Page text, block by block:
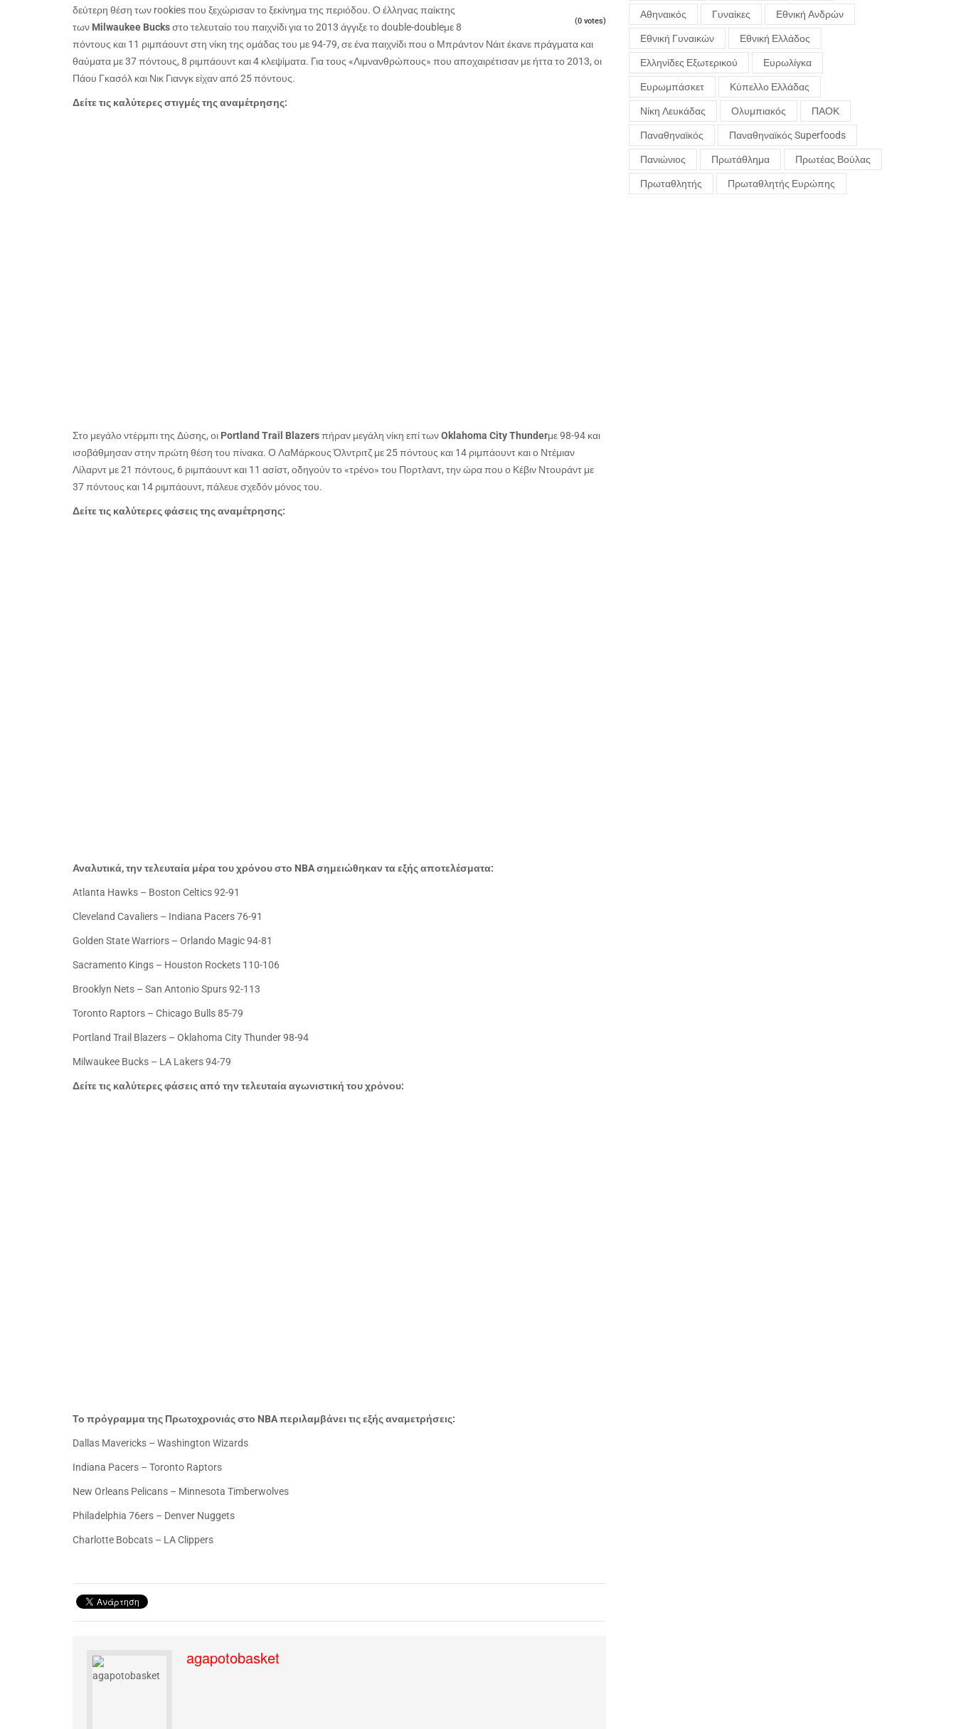
(0 votes)
δεύτερη θέση των rookiesπου ξεχώρισαν το ξεκίνημα της περιόδου. Ο έλληνας παίκτης
των Milwaukee Bucksστο τελευταίο του παιχνίδι για το 2013 άγγιξε τοdouble-doubleμε 8
πόντους και 11 ριμπάουντ στη νίκη της ομάδας του με 94-79, σε ένα παιχνίδι που ο Μπράντον Νάιτ έκανε πράγματα και
θαύματα με 37 πόντους, 8 ριμπάουντ και 4 κλεψίματα. Για τους «Λιμνανθρώπους» που αποχαιρέτισαν με ήττα το 2013, οι
Πάου Γκασόλ και Νικ Γιανγκ είχαν από 25 πόντους.
Δείτε τις καλύτερες στιγμές της αναμέτρησης:
Στο μεγάλο ντέρμπι της Δύσης, οι Portland Trail Blazersπήραν μεγάλη νίκη επί τωνOklahoma CityThunderμε 98-94 και
ισοβάθμησαν στην πρώτη θέση του πίνακα. Ο ΛαΜάρκους Όλντριτζ με 25 πόντους και 14 ριμπάουντ και ο Ντέμιαν
Λίλαρντ με 21 πόντους, 6 ριμπάουντ και 11 ασίστ, οδηγούν το «τρένο» του Πορτλαντ, την ώρα που ο Κέβιν Ντουράντ με
37 πόντους και 14 ριμπάουντ, πάλευε σχεδόν μόνος του.
Δείτε τις καλύτερες φάσεις της αναμέτρησης:
Αναλυτικά, την τελευταία μέρα του χρόνου στο NBAσημειώθηκαν τα εξής αποτελέσματα:
Atlanta Hawks – Boston Celtics 92-91
Cleveland Cavaliers – Indiana Pacers 76-91
Golden StateWarriors – Orlando Magic 94-81
Sacramento Kings – Houston Rockets 110-106
Brooklyn Nets – San Antonio Spurs 92-113
Toronto Raptors – Chicago Bulls85-79
Portland Trail Blazers – Oklahoma City Thunder 98-94
Milwaukee Bucks – LA Lakers94-79
Δείτε τις καλύτερες φάσεις από την τελευταία αγωνιστική του χρόνου:
Το πρόγραμμα της Πρωτοχρονιάς στο NBAπεριλαμβάνει τις εξής αναμετρήσεις:
Dallas Mavericks – Washington Wizards
Indiana Pacers – Toronto Raptors
New Orleans Pelicans – Minnesota Timberwolves
Philadelphia 76ers – Denver Nuggets
Charlotte Bobcats – LA Clippers
agapotobasket
Αθηναικός Γυναίκες Εθνική Ανδρών
Εθνική Γυναικών Εθνική Ελλάδος
Ελληνίδες Εξωτερικού Ευρωλίγκα
Ευρωμπάσκετ Κύπελλο Ελλάδας
Νίκη Λευκάδας Ολυμπιακός ΠΑΟΚ
Παναθηναϊκός Παναθηναϊκός Superfoods
Πανιώνιος Πρωτάθλημα Πρωτέας Βούλας
Πρωταθλητής Πρωταθλητής Ευρώπης